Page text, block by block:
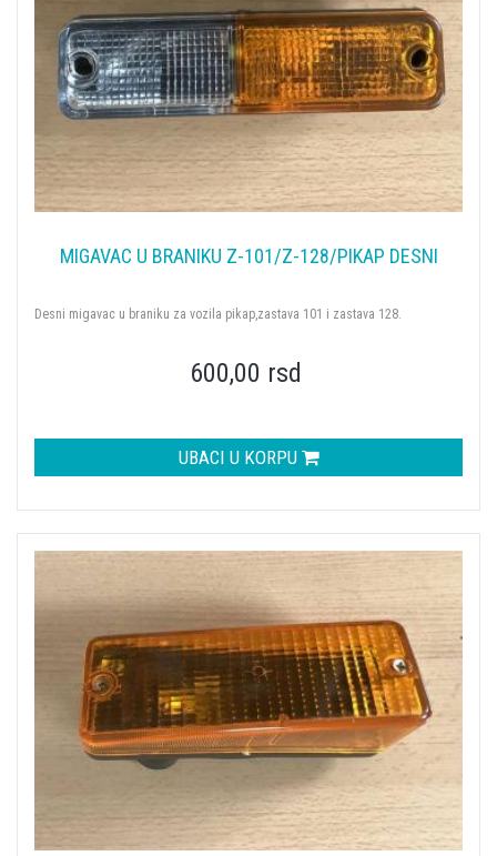
MIGAVAC U BRANIKU Z-101/Z-128/PIKAP DESNI
Desni migavac u braniku za vozila pikap,zastava 101 i zastava 128.
600,00 rsd
UBACI U KORPU